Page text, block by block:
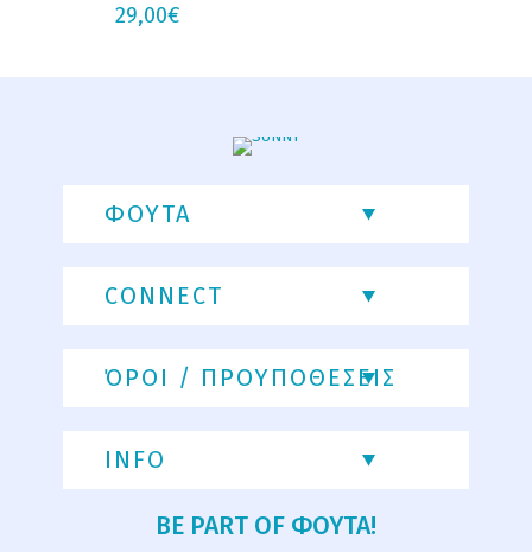
29,00€
ΦΟΥΤΑ
CONNECT
ΌΡΟΙ / ΠΡΟΥΠΟΘΕΣΕΙΣ
INFO
BE PART OF ΦΟΥΤΑ!